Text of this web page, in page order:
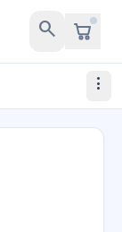
search
more_vert